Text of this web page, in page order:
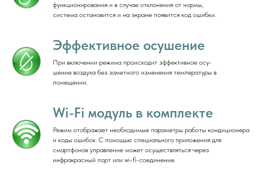
функционирования и в случае отклонения от нормы,
система остановится и на экране появится код ошибки.
Эффективное осушение
При включении режима происходит эффективное осу-
шение воздуха без заметного изменения температуры в
помещении.
Wi-Fi модуль в комплекте
Режим отображает необходимые параметры работы кондиционера
и коды ошибок. С помощью специального приложения для
смартфонов управление может осуществляться через
инфракрасный порт или wi-fi-соединение.